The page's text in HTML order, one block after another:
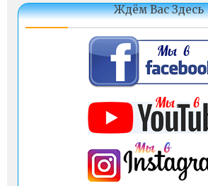
Ждём Вас Здесь